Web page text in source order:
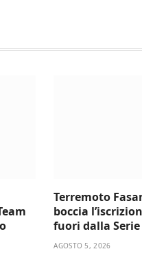
Terremoto
boccia
fuori dalla Serie
AGOSTO 5, 2026